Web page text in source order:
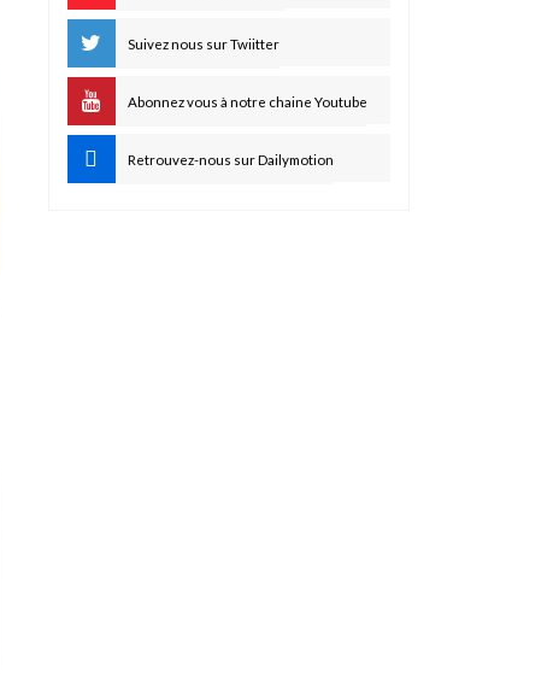
Suivez nous sur Twiitter
Abonnez vous à notre chaine Youtube
Retrouvez-nous sur Dailymotion